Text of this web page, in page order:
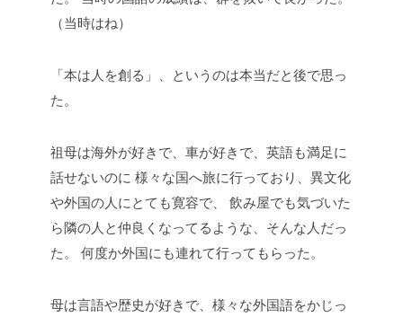
（当時はね）
「本は人を創る」、というのは本当だと後で思っ
た。
祖母は海外が好きで、車が好きで、英語も満足に
話せないのに 様々な国へ旅に行っており、異文化
や外国の人にとても寛容で、
飲み屋でも気づいた
ら隣の人と仲良くなってるような、そんな人だっ
た。
何度か外国にも連れて行ってもらった。
母は言語や歴史が好きで、様々な外国語をかじっ